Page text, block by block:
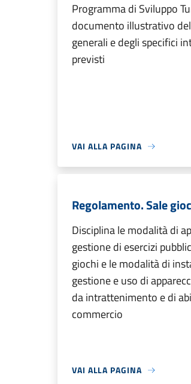
Programma di Sviluppo
documento illustrativo
generali e degli specifici
previsti
VAI ALLA PAGINA
Regolamento. Sale
Disciplina le modalità di
gestione di esercizi
giochi e le modalità di
gestione e uso di
da intrattenimento e di
commercio
VAI ALLA PAGINA